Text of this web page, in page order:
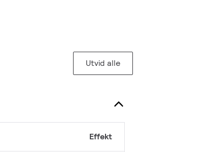
Utvid alle
Effekt